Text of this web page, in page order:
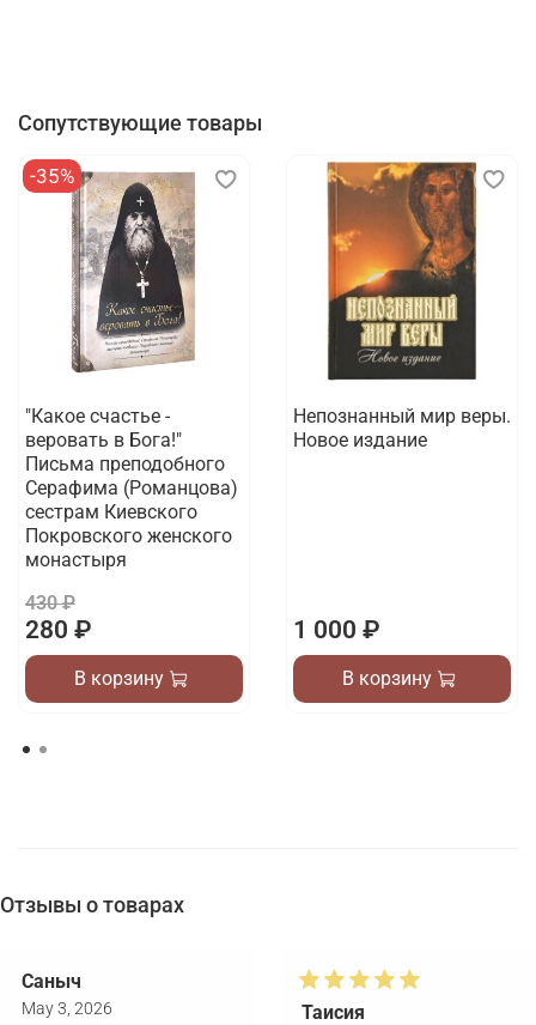
Сопутствующие товары
-35%
"Какое счастье -
веровать в Бога!"
Письма преподобного
Серафима (Романцова)
сестрам Киевского
Покровского женского
монастыря
430 ₽
280 ₽
В корзину
Непознанный мир веры.
Новое издание
1 000 ₽
В корзину
Отзывы о товарах
Саныч
May 3, 2026 Таисия